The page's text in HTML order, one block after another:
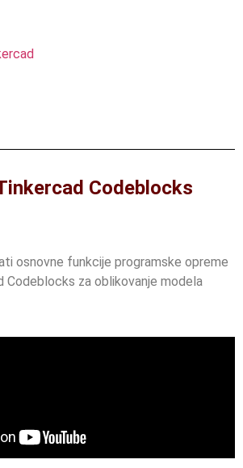
Codeblocks
osnovne funkcije programske opreme
Codeblocks za oblikovanje modela